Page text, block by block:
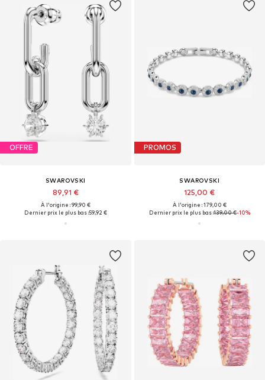
OFFRE
SWAROVSKI
89,91 €
À l'origine : 99,90 €
Dernier prix le plus bas :59,92 €
PROMOS
SWAROVSKI
125,00 €
À l'origine : 179,00 €
Dernier prix le plus bas :139,00 €-10%